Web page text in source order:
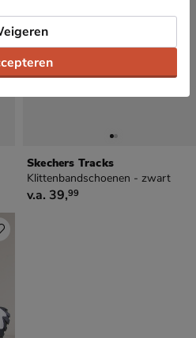
Skechers Tracks
Klittenbandschoenen - zwart
vanaf € 39,99
v.a. 39,99